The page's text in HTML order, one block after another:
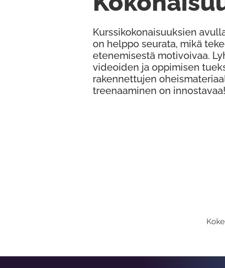
Kurssikokonaisuuksien
on helppo seurata, mikä
etenemisestä motivoivaa.
videoiden ja oppimisen
rakennettujen
treenaaminen on innostavaa!